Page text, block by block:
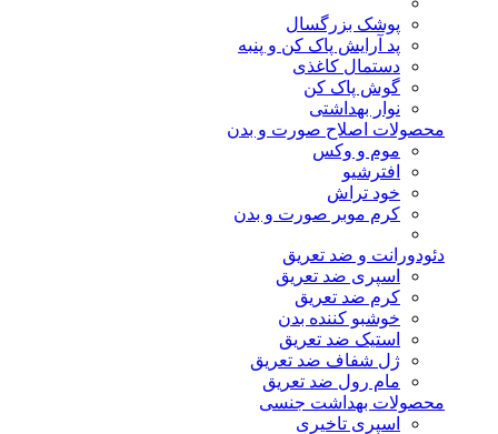
پوشک بزرگسال
پد آرایش پاک کن و پنبه
دستمال کاغذی
گوش پاک کن
نوار بهداشتی
محصولات اصلاح صورت و بدن
موم و وکس
افترشیو
خود تراش
کرم موبر صورت و بدن
دئودورانت و ضد تعریق
اسپری ضد تعریق
کرم ضد تعریق
خوشبو کننده بدن
استیک ضد تعریق
ژل شفاف ضد تعریق
مام رول ضد تعریق
محصولات بهداشت جنسی
اسپری تاخیری